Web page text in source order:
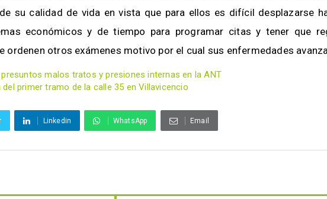
su calidad de vida en vista que para ellos es difícil desplazarse
económicos y de tiempo para programar citas y tener que
ordenen otros exámenes motivo por el cual sus enfermedades
malos tratos y presiones internas en la ANT
primer tramo de la calle 35 en Villavicencio
Linkedin WhatsApp Email